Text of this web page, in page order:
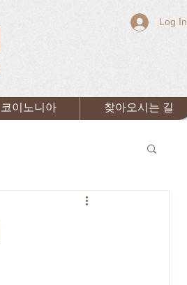
Log In
코이노니아 찾아오시는 길